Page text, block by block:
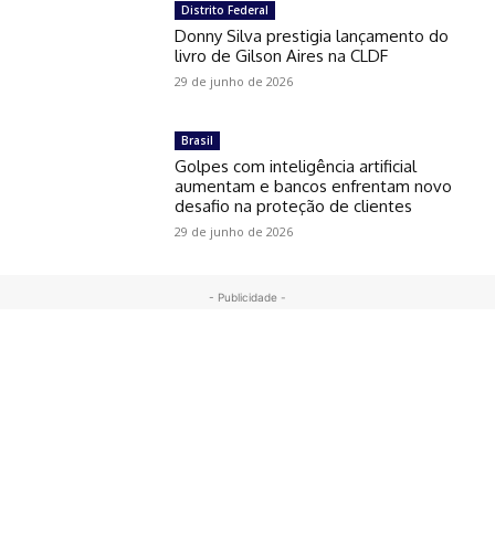
Distrito Federal
Donny Silva prestigia lançamento do
livro de Gilson Aires na CLDF
29 de junho de 2026
Brasil
Golpes com inteligência artificial
aumentam e bancos enfrentam novo
desafio na proteção de clientes
29 de junho de 2026
- Publicidade -